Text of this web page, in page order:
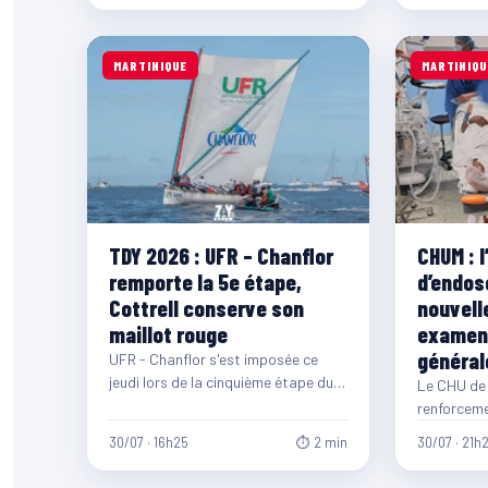
MARTINIQUE
TDY 2026 : UFR – Chanflor
remporte la 5e étape,
Cottrell conserve son
maillot rouge
UFR - Chanflor s'est imposée ce
jeudi lors de la cinquième étape du
30/07 · 16h25 ⏱ 2 min
CHUM
Le CHU
premier…
30/07 ·